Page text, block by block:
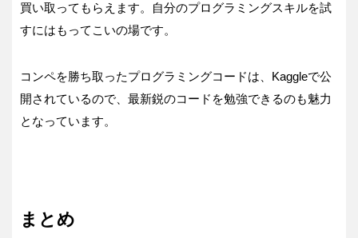
買い取ってもらえます。自分のプログラミングスキルを試
すにはもってこいの場です。
コンペを勝ち取ったプログラミングコードは、Kaggleで公
開されているので、最新鋭のコードを勉強できるのも魅力
となっています。
まとめ